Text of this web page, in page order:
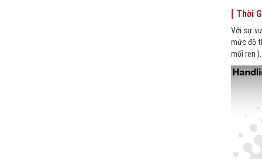
[ Thời
Với sự
mức độ
mối ren ).